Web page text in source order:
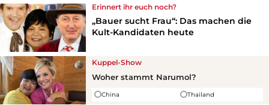
Erinnert ihr euch noch?
„Bauer sucht Frau“: Das machen die
Kult-Kandidaten heute
Kuppel-Show
Woher stammt Narumol?
China Thailand